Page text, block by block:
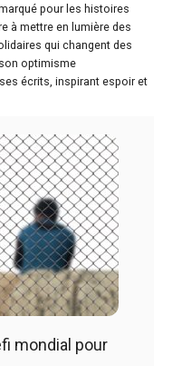
pour les histoires
à mettre en lumière des
qui changent des
optimisme
écrits, inspirant espoir et
mondial pour